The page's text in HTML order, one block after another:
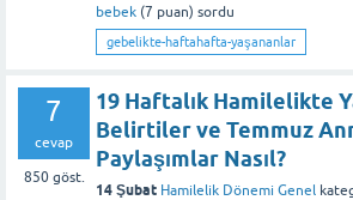
bebek (7 puan) sordu
gebelikte-haftahafta-yaşananlar
7
cevap
850göst.
19 Haftalık Hamilelikte
Belirtiler ve Temmuz
Paylaşımlar Nasıl?
14 Şubat Hamilelik Dönemi Genel